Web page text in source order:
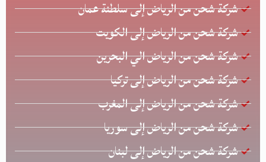
شركة شحن من الرياض إلى سلطنة عمان
شركة شحن من الرياض إلى الكويت
شركة شحن من الرياض الي البحرين
شركة شحن من الرياض إلى تركيا
شركة شحن من الرياض إلى المغرب
شركة شحن من الرياض إلى سوريا
شركة شحن من الرياض إلى لبنان